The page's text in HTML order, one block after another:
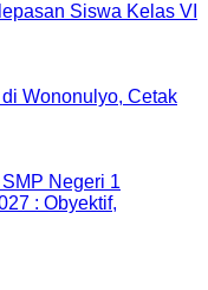
Siswa Kelas VI
Wononulyo, Cetak
Negeri 1
: Obyektif,